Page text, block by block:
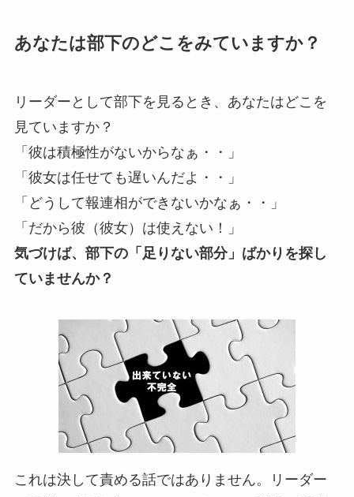
あなたは部下のどこをみていますか？
リーダーとして部下を見るとき、あなたはどこを
見ていますか？
「彼は積極性がないからなぁ・・」
「彼女は任せても遅いんだよ・・」
「どうして報連相ができないかなぁ・・」
「だから彼（彼女）は使えない！」
気づけば、部下の「足りない部分」ばかりを探し
ていませんか？
これは決して責める話ではありません。リーダー